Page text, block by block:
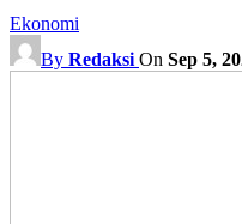
Ekonomi
By Redaksi On Sep 5,